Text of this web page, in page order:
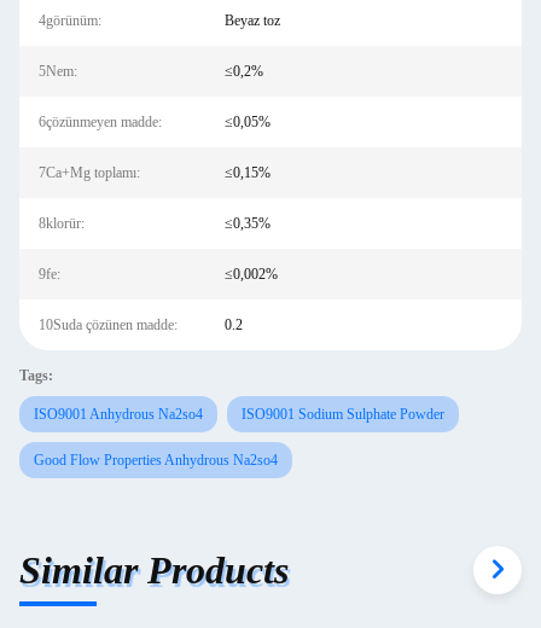
4görünüm: Beyaz toz
5Nem: ≤0,2%
6çözünmeyen madde: ≤0,05%
7Ca+Mg toplamı: ≤0,15%
8klorür: ≤0,35%
9fe: ≤0,002%
10Suda çözünen madde: 0.2
Tags:
ISO9001 Anhydrous Na2so4 ISO9001 Sodium Sulphate Powder
Good Flow Properties Anhydrous Na2so4
Similar Products